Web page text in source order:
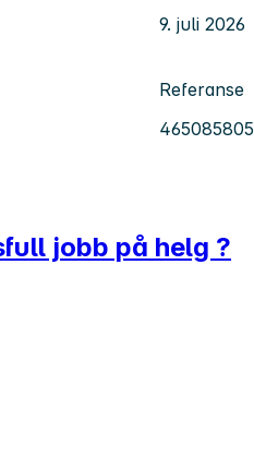
9. juli 2026
Referanse
465085805
jobb på helg ?